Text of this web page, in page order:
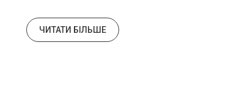
ЧИТАТИ БІЛЬШЕ